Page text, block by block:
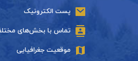
پست الکترونیک
تماس با بخش‌های
موقعیت جغرافیایی